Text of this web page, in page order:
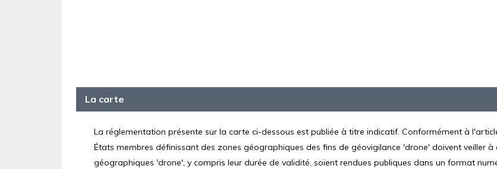
La carte
La réglementation présente sur la carte ci-dessous est publiée à titre indicatif. Conformément à
États membres définissant des zones géographiques des fins de géovigilance 'drone' doivent veiller
géographiques 'drone', y compris leur durée de validité, soient rendues publiques dans un format